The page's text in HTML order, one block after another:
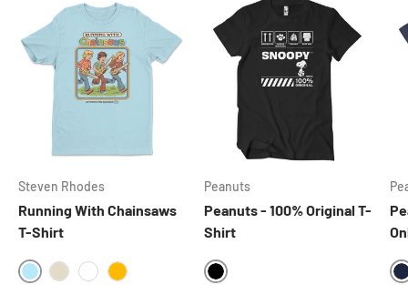
Steven Rhodes
Running With Chainsaws
T-Shirt
SKYBLUEKHAKIWHITEGOLD
Peanuts
Peanuts - 100% Original T-
Shirt
BLACK